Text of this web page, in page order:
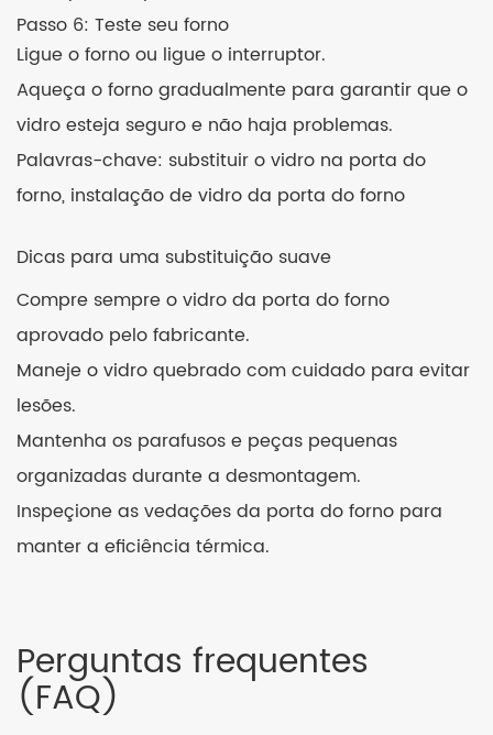
Passo 6: Teste seu forno
Ligue o forno ou ligue o interruptor.
Aqueça o forno gradualmente para garantir que o
vidro esteja seguro e não haja problemas.
Palavras-chave: substituir o vidro na porta do
forno, instalação de vidro da porta do forno
Dicas para uma substituição suave
Compre sempre o vidro da porta do forno
aprovado pelo fabricante.
Maneje o vidro quebrado com cuidado para evitar
lesões.
Mantenha os parafusos e peças pequenas
organizadas durante a desmontagem.
Inspeçione as vedações da porta do forno para
manter a eficiência térmica.
Perguntas frequentes
(FAQ)